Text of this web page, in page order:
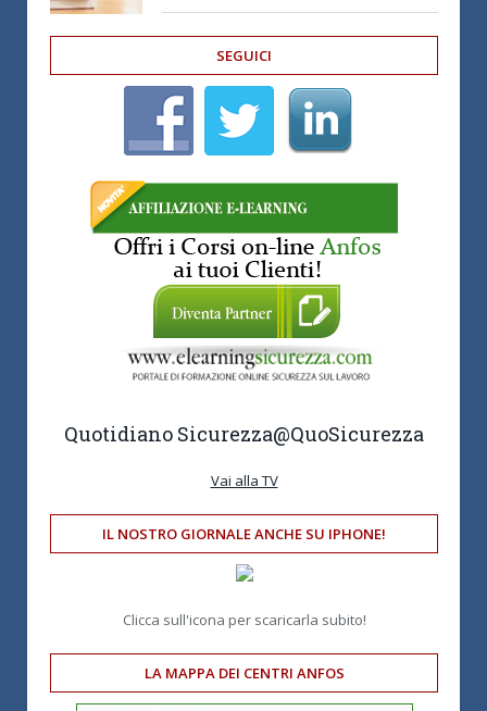
SEGUICI
Quotidiano Sicurezza@QuoSicurezza
Vai alla TV
IL NOSTRO GIORNALE ANCHE SU IPHONE!
Clicca sull'icona per scaricarla subito!
LA MAPPA DEI CENTRI ANFOS